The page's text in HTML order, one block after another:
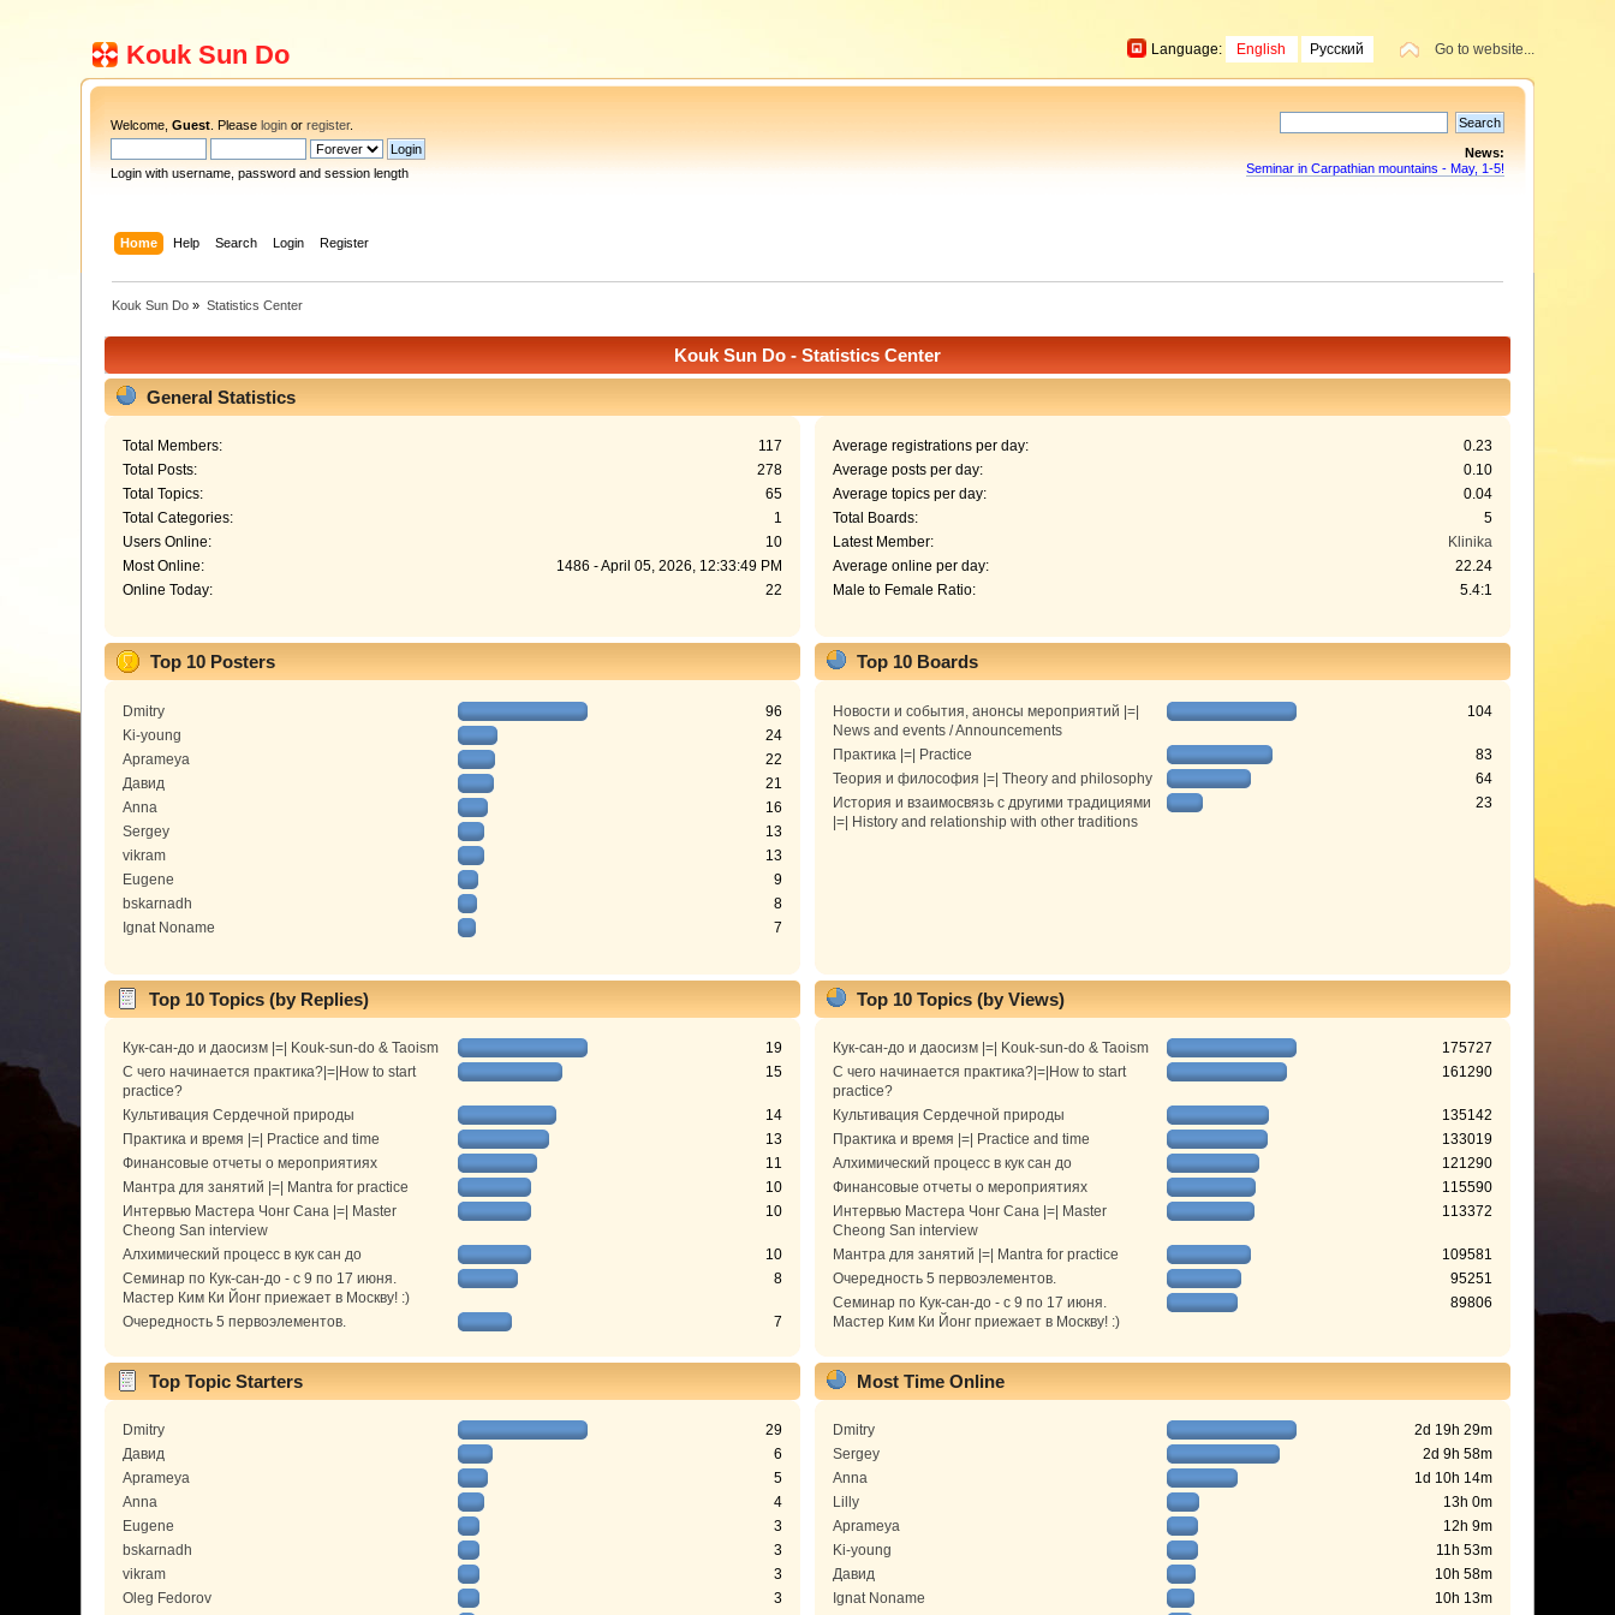
Kouk Sun Do Go to website...
Language: English Русский
Welcome,Guest . Pleaselogin orregister.
Login with username, password and session length
News:
Seminar in Carpathian mountains - May, 1-5!
Home Help Search Login Register
Kouk Sun Do » Statistics Center
Kouk Sun Do - Statistics Center
General Statistics
Total Members:
117
Total Posts:
278
Total Topics:
65
Total Categories:
1
Users Online:
10
Most Online:
1486 - April 05, 2026, 12:33:49 PM
Online Today:
22
Average registrations per day:
0.23
Average posts per day:
0.10
Average topics per day:
0.04
Total Boards:
5
Latest Member:
Klinika
Average online per day:
22.24
Male to Female Ratio:
5.4:1
Top 10 Posters
Dmitry
96
Ki-young
24
Aprameya
22
Давид
21
Anna
16
Sergey
13
vikram
13
Eugene
9
bskarnadh
8
Ignat Noname
7
Top 10 Boards
Новости и события, анонсы мероприятий |=|
News and events / Announcements
104
Практика |=| Practice
83
Теория и философия |=| Theory and philosophy
64
История и взаимосвязь с другими традициями
|=| History and relationship with other traditions
23
Top 10 Topics (by Replies)
Кук-сан-до и даосизм |=| Kouk-sun-do & Taoism
19
С чего начинается практика?|=|How to start
practice?
15
Культивация Сердечной природы
14
Практика и время |=| Practice and time
13
Финансовые отчеты о мероприятиях
11
Мантра для занятий |=| Mantra for practice
10
Интервью Мастера Чонг Сана |=| Master
Cheong San interview
10
Алхимический процесс в кук сан до
10
Семинар по Кук-сан-до - с 9 по 17 июня.
Мастер Ким Ки Йонг приежает в Москву! :)
8
Очередность 5 первоэлементов. 7
Top 10 Topics (by Views)
Кук-сан-до и даосизм |=| Kouk-sun-do & Taoism
175727
С чего начинается практика?|=|How to start
practice?
161290
Культивация Сердечной природы
135142
Практика и время |=| Practice and time
133019
Алхимический процесс в кук сан до
121290
Финансовые отчеты о мероприятиях
115590
Интервью Мастера Чонг Сана |=| Master
Cheong San interview
113372
Мантра для занятий |=| Mantra for practice
109581
Очередность 5 первоэлементов.
95251
Семинар по Кук-сан-до - с 9 по 17 июня.
Мастер Ким Ки Йонг приежает в Москву! :)
89806
Top Topic Starters
Dmitry
29
Давид
6
Aprameya
5
Anna
4
Eugene
3
bskarnadh
3
vikram
3
Oleg Fedorov
3
Most Time Online
Dmitry
2d 19h 29m
Sergey
2d 9h 58m
Anna
1d 10h 14m
Lilly
13h 0m
Aprameya
12h 9m
Ki-young
11h 53m
Давид
10h 58m
Ignat Noname
10h 13m